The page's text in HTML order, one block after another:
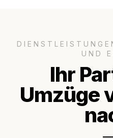
UND
Ihr
Umzüge